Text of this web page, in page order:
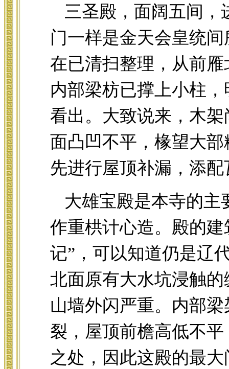
三圣殿，面阔五间
门一样是金天会皇统
在已清扫整理，从前
内部梁枋已撑上小柱
看出。大致说来，木
面凸凹不平，椽望大
先进行屋顶补漏，添
大雄宝殿是本寺的主
作重栱计心造。殿的
记”，可以知道仍是辽
北面原有大水坑浸触
山墙外闪严重。内部
裂，屋顶前檐高低不
之处，因此这殿的最